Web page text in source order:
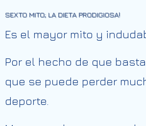
SEXTO MITO; LA DIETA PRODIGIOSA!
Es el mayor mito y
Por el hecho de que
que se puede perder
deporte.